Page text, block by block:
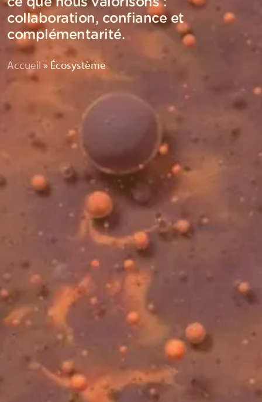
collaboration, confiance et
complémentarité.
Accueil » Écosystème